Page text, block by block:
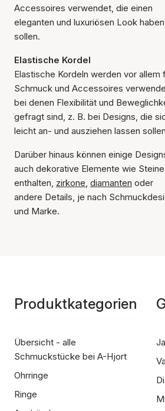
Accessoires verwendet, die einen
eleganten und luxuriösen Look haben
sollen.
Elastische Kordel
Elastische Kordeln werden vor allem
Schmuck und Accessoires
bei denen Flexibilität und
gefragt sind, z. B. bei Designs, die
leicht an- und ausziehen lassen
Darüber hinaus können einige
auch dekorative Elemente wie Steine
enthalten, zirkone, diamanten oder
andere Details, je nach
und Marke.
Produktkategorien
Übersicht - alle
Schmuckstücke bei A-Hjort
Ohrringe
Ringe